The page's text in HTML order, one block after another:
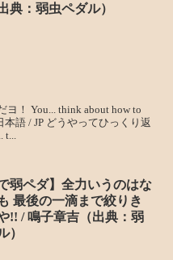
典：弱虫ペダル）
！ You... think about how to
語 / JP どうやってひっくり返
t...
弱ペダ】全力いうのはな
最後の一滴まで絞りき
!! / 鳴子章吉（出典：弱
）